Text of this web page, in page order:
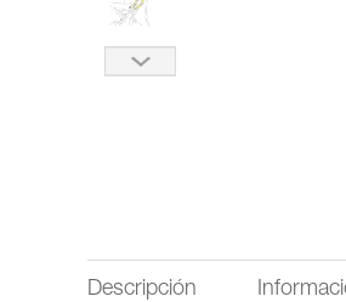
Descripción